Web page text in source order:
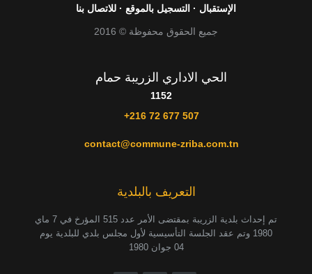
للاتصال بنا · التسجيل بالموقع · الإستقبال
جميع الحقوق محفوظة © 2016
الحي الاداري الزريبة حمام
1152
+216 72 677 507
contact@commune-zriba.com.tn
التعريف بالبلدية
تم إحداث بلدية الزريبة بمقتضى الأمر عدد 515 المؤرخ في 7 ماي
1980 وتم عقد الجلسة التأسيسية لأول مجلس بلدي للبلدية يوم
04 جوان 1980